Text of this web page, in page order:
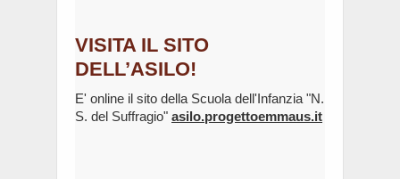
VISITA IL SITO
DELL’ASILO!
E' online il sito della Scuola dell'Infanzia "N.
S. del Suffragio" asilo.progettoemmaus.it